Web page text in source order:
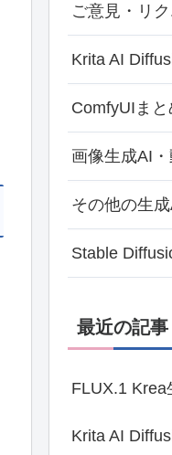
ご意見・リ
Krita AI
ComfyUIまと
画像生成AI
その他の生
Stable
最近の記事
FLUX.1
Krita AI